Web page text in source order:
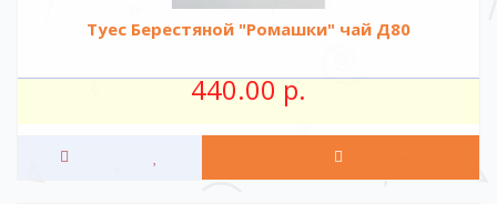
Туес Берестяной "Ромашки" чай Д80
440.00 р.